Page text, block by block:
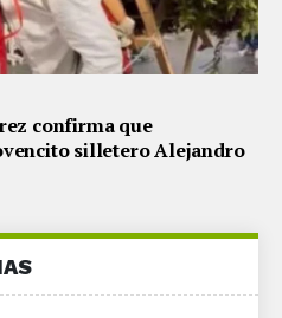
confirma que
silletero Alejandro